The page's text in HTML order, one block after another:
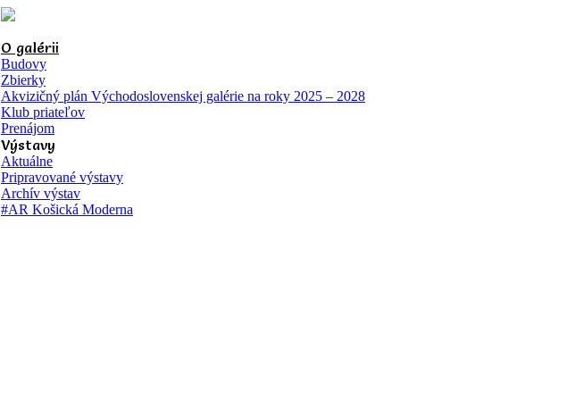
O galérii
Budovy
Zbierky
Akvizičný plán Východoslovenskej galérie na roky 2025 – 2028
Klub priateľov
Prenájom
Výstavy
Aktuálne
Pripravované výstavy
Archív výstav
#AR Košická Moderna